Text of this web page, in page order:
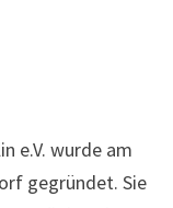
e.V. wurde am
gegründet. Sie